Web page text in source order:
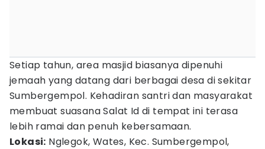
Setiap tahun, area masjid biasanya dipenuhi
jemaah yang datang dari berbagai desa di sekitar
Sumbergempol. Kehadiran santri dan masyarakat
membuat suasana Salat Id di tempat ini terasa
lebih ramai dan penuh kebersamaan.
Lokasi: Nglegok, Wates, Kec. Sumbergempol,